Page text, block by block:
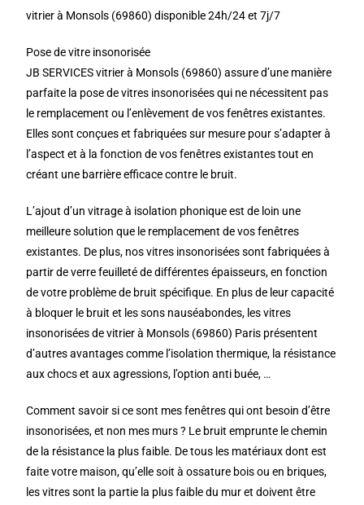
vitrier à Monsols (69860) disponible 24h/24 et 7j/7
Pose de vitre insonorisée
JB SERVICES vitrier à Monsols (69860) assure d’une manière
parfaite la pose de vitres insonorisées qui ne nécessitent pas
le remplacement ou l’enlèvement de vos fenêtres existantes.
Elles sont conçues et fabriquées sur mesure pour s’adapter à
l’aspect et à la fonction de vos fenêtres existantes tout en
créant une barrière efficace contre le bruit.
L’ajout d’un vitrage à isolation phonique est de loin une
meilleure solution que le remplacement de vos fenêtres
existantes. De plus, nos vitres insonorisées sont fabriquées à
partir de verre feuilleté de différentes épaisseurs, en fonction
de votre problème de bruit spécifique. En plus de leur capacité
à bloquer le bruit et les sons nauséabondes, les vitres
insonorisées de vitrier à Monsols (69860) Paris présentent
d’autres avantages comme l’isolation thermique, la résistance
aux chocs et aux agressions, l’option anti buée, …
Comment savoir si ce sont mes fenêtres qui ont besoin d’être
insonorisées, et non mes murs ? Le bruit emprunte le chemin
de la résistance la plus faible. De tous les matériaux dont est
faite votre maison, qu’elle soit à ossature bois ou en briques,
les vitres sont la partie la plus faible du mur et doivent être